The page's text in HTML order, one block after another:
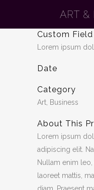
ART &
Custom Field
Lorem ipsum
Date
Category
Art, Business
About This
Lorem ipsum
adipiscing elit.
Nullam enim
laoreet mattis,